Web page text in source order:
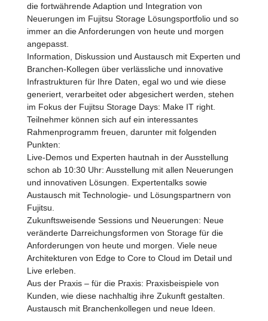
die fortwährende Adaption und Integration von
Neuerungen im Fujitsu Storage Lösungsportfolio und so
immer an die Anforderungen von heute und morgen
angepasst.
Information, Diskussion und Austausch mit Experten und
Branchen-Kollegen über verlässliche und innovative
Infrastrukturen für Ihre Daten, egal wo und wie diese
generiert, verarbeitet oder abgesichert werden, stehen
im Fokus der Fujitsu Storage Days: Make IT right.
Teilnehmer können sich auf ein interessantes
Rahmenprogramm freuen, darunter mit folgenden
Punkten:
Live-Demos und Experten hautnah in der Ausstellung
schon ab 10:30 Uhr: Ausstellung mit allen Neuerungen
und innovativen Lösungen. Expertentalks sowie
Austausch mit Technologie- und Lösungspartnern von
Fujitsu.
Zukunftsweisende Sessions und Neuerungen: Neue
veränderte Darreichungsformen von Storage für die
Anforderungen von heute und morgen. Viele neue
Architekturen von Edge to Core to Cloud im Detail und
Live erleben.
Aus der Praxis – für die Praxis: Praxisbeispiele von
Kunden, wie diese nachhaltig ihre Zukunft gestalten.
Austausch mit Branchenkollegen und neue Ideen.